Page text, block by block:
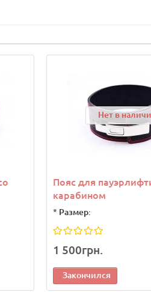
Нет в
Пояс для
карабином
* Размер:
1 500грн.
Закончился